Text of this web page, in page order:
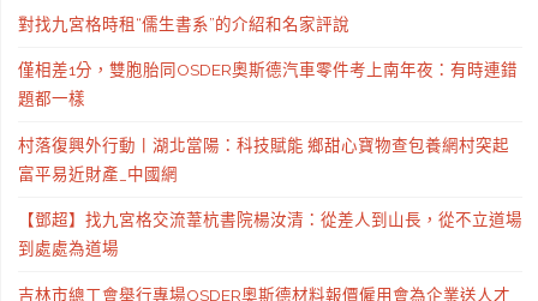
對找九宮格時租“儒生書系”的介紹和名家評說
僅相差1分，雙胞胎同OSDER奧斯德汽車零件考上南年夜：有時連錯
題都一樣
村落復興外行動丨湖北當陽：科技賦能 鄉甜心寶物查包養網村突起
富平易近財產_中國網
【鄧超】找九宮格交流葦杭書院楊汝清：從差人到山長，從不立道場
到處處為道場
吉林市總工會舉行專場OSDER奧斯德材料報價僱用會為企業送人才